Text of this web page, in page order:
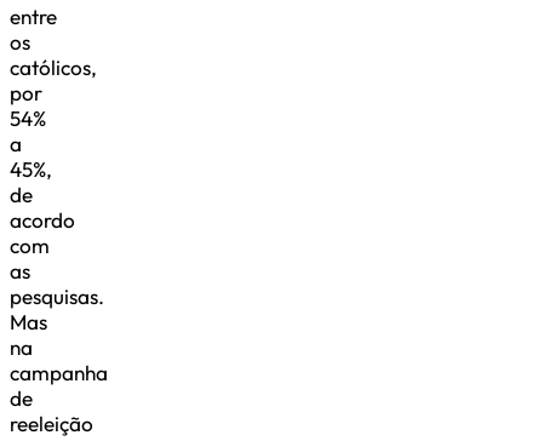
entre
os
católicos,
por
54%
a
45%,
de
acordo
com
as
pesquisas.
Mas
na
campanha
de
reeleição